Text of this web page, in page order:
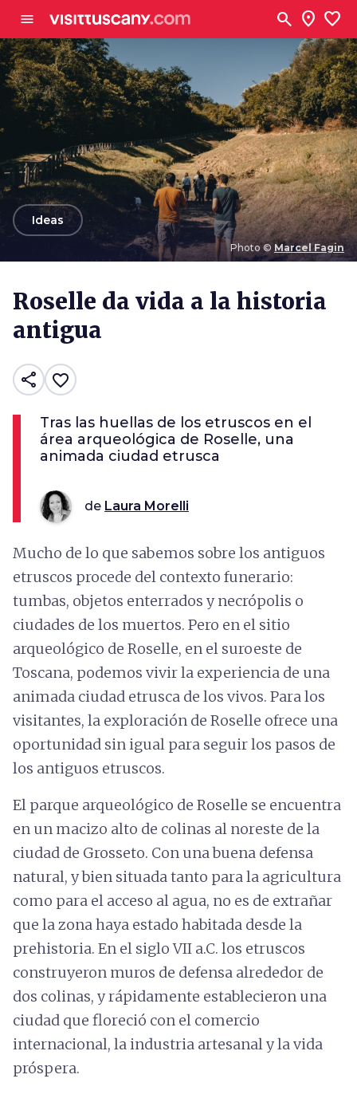
menu search location_on favorite
Photo © Marcel Fagin
arrow_backIdeas
Roselle da vida a la historia
antigua
share favorite_border
Tras las huellas de los etruscos en el
área arqueológica de Roselle, una
animada ciudad etrusca
de Laura Morelli
Mucho de lo que sabemos sobre los antiguos
etruscos procede del contexto funerario:
tumbas, objetos enterrados y necrópolis o
ciudades de los muertos. Pero en el sitio
arqueológico de Roselle, en el suroeste de
Toscana, podemos vivir la experiencia de una
animada ciudad etrusca de los vivos. Para los
visitantes, la exploración de Roselle ofrece una
oportunidad sin igual para seguir los pasos de
los antiguos etruscos.
El parque arqueológico de Roselle se encuentra
en un macizo alto de colinas al noreste de la
ciudad de Grosseto. Con una buena defensa
natural, y bien situada tanto para la agricultura
como para el acceso al agua, no es de extrañar
que la zona haya estado habitada desde la
prehistoria. En el siglo VII a.C. los etruscos
construyeron muros de defensa alrededor de
dos colinas, y rápidamente establecieron una
ciudad que floreció con el comercio
internacional, la industria artesanal y la vida
próspera.